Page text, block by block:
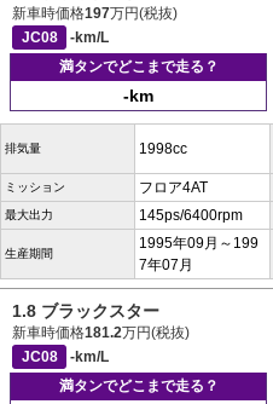
新車時価格197万円(税抜)
JC08
-km/L
満タンでどこまで走る？
-km
排気量 1998cc
ミッション フロア4AT
最大出力 145ps/6400rpm
生産期間
1995年09月～199
7年07月
1.8 ブラックスター
新車時価格181.2万円(税抜)
JC08
-km/L
満タンでどこまで走る？